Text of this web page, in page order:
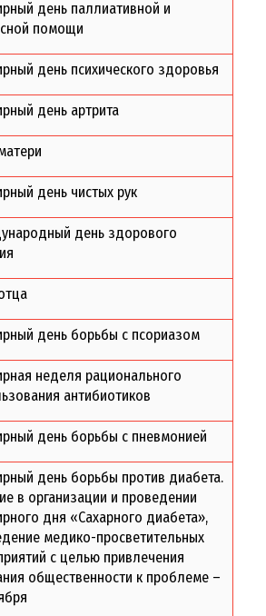
день паллиативной и
помощи
день психического здоровья
день артрита
день чистых рук
день здорового
день борьбы с псориазом
неделя рационального
антибиотиков
день борьбы с пневмонией
день борьбы против диабета.
в организации и проведении
дня «Сахарного диабета»,
медико-просветительных
с целью привлечения
общественности к проблеме –